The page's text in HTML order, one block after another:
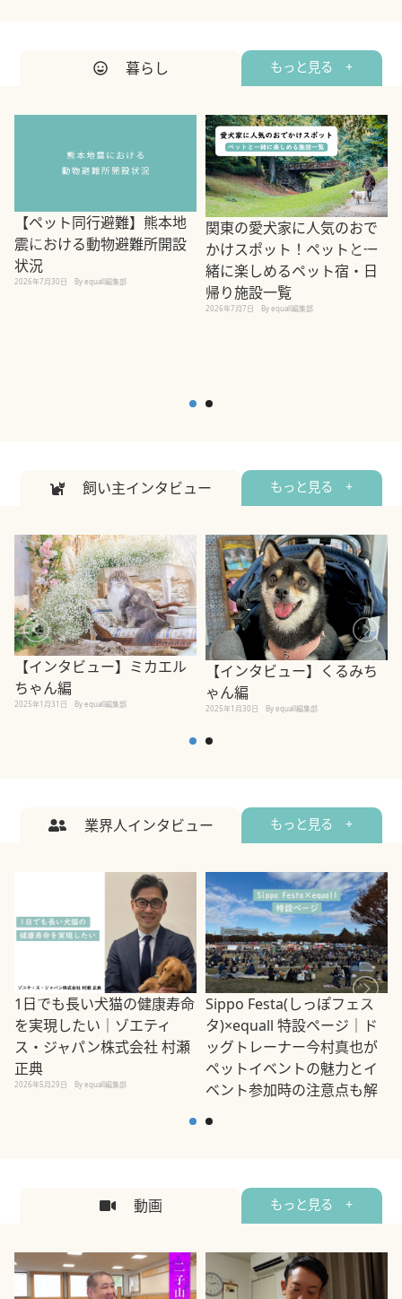
暮らし もっと見る +
【ペット同行避難】熊本地
震における動物避難所開設
状況
2026年7月30日 By equall編集部
関東の愛犬家に人気のおで
かけスポット！ペットと一
緒に楽しめるペット宿・日
帰り施設一覧
2026年7月7日 By equall編集部
飼い主インタビュー もっと見る +
【インタビュー】ミカエル
ちゃん編
2025年1月31日 By equall編集部
【インタビュー】くるみち
ゃん編
2025年1月30日 By equall編集部
業界人インタビュー もっと見る +
1日でも長い犬猫の健康寿命
を実現したい｜ゾエティ
ス・ジャパン株式会社 村瀬
正典
2026年5月29日 By equall編集部
Sippo Festa(しっぽフェス
タ)×equall 特設ページ｜ド
ッグトレーナー今村真也が
ペットイベントの魅力とイ
ベント参加時の注意点も解
2026年5月12日
動画 もっと見る +